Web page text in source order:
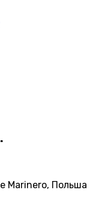
Marinero, Польша